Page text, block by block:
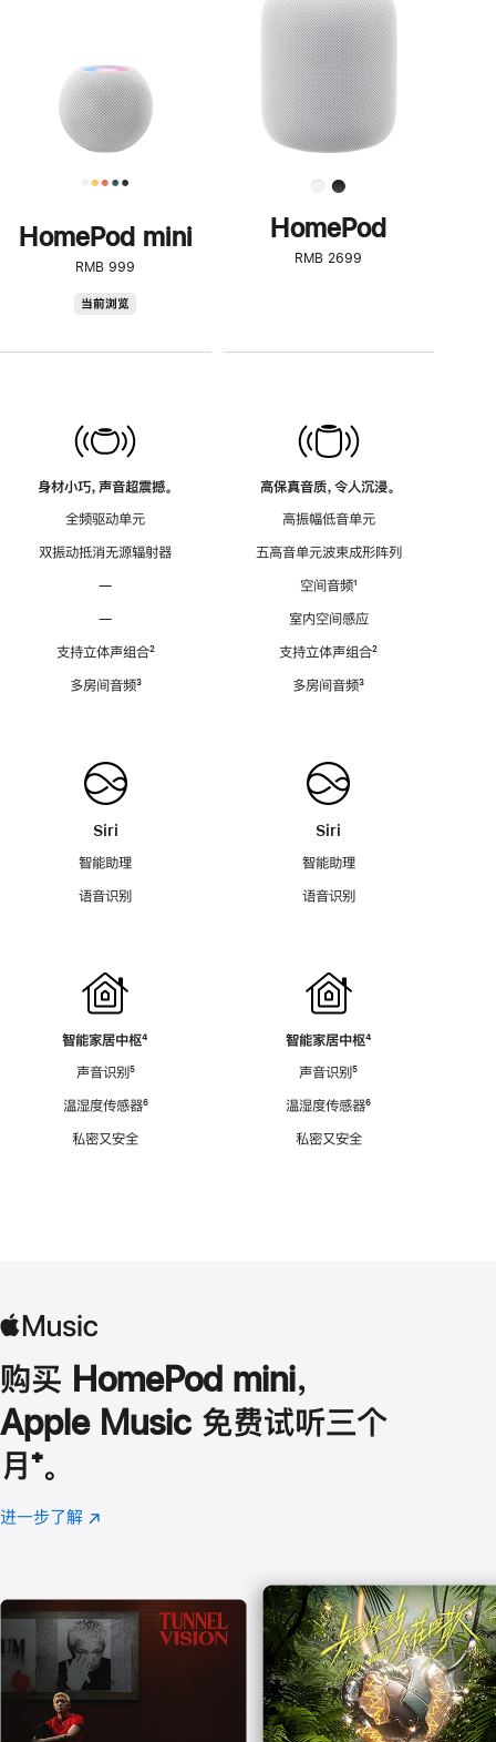
HomePod mini
RMB 999
当前浏览
身材小巧，声音超震撼。
全频驱动单元
双振动抵消无源辐射器
—
—
支持立体声组合脚
²
多房间音频脚
³
Siri
智能助理
语音识别
智能家居中枢脚
⁴
声音识别脚
⁵
温湿度传感器脚
⁶
私密又安全
了
解
HomePod<
HomePod
RMB 2699
高保真音质，令人沉浸。
高振幅低音单元
五高音单元波束成形阵列
空间音频脚
¹
室内空间感应
支持立体声组合脚
²
多房间音频脚
³
Siri
智能助理
语音识别
智能家居中枢脚
⁴
声音识别脚
⁵
温湿度传感器脚
⁶
私密又安全
购买 HomePod mini，
Apple Music 免费试听三个
月 脚
注
⁺。
进一步了解 Apple
(在
口
中
打
开)